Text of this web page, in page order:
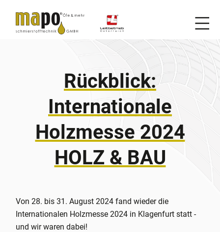
Rückblick:
Internationale
Holzmesse 2024
HOLZ & BAU
Von 28. bis 31. August 2024 fand wieder die
Internationalen Holzmesse 2024 in Klagenfurt statt -
und wir waren dabei!